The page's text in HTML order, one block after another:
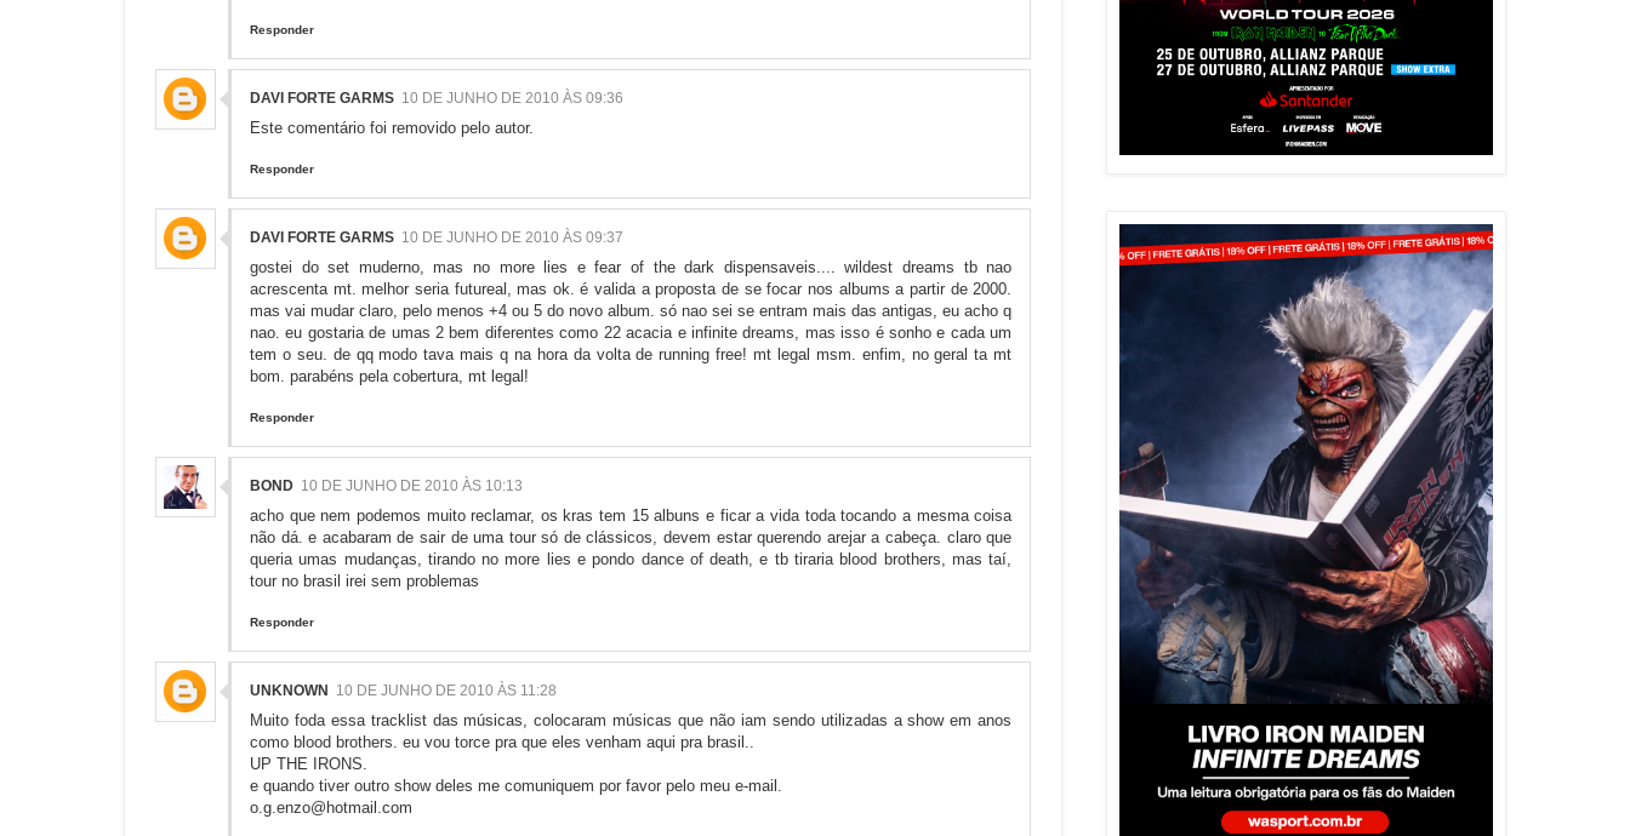
Responder
DAVI FORTE GARMS 10 DE JUNHO DE 2010 ÀS 09:36
Este comentário foi removido pelo autor.
Responder
DAVI FORTE GARMS 10 DE JUNHO DE 2010 ÀS 09:37
gostei do set muderno, mas no more lies e fear of the dark dispensaveis.... wildest dreams tb nao
acrescenta mt. melhor seria futureal, mas ok. é valida a proposta de se focar nos albums a partir de 2000.
mas vai mudar claro, pelo menos +4 ou 5 do novo album. só nao sei se entram mais das antigas, eu acho q
nao. eu gostaria de umas 2 bem diferentes como 22 acacia e infinite dreams, mas isso é sonho e cada um
tem o seu. de qq modo tava mais q na hora da volta de running free! mt legal msm. enfim, no geral ta mt
bom. parabéns pela cobertura, mt legal!
Responder
BOND 10 DE JUNHO DE 2010 ÀS 10:13
acho que nem podemos muito reclamar, os kras tem 15 albuns e ficar a vida toda tocando a mesma coisa
não dá. e acabaram de sair de uma tour só de clássicos, devem estar querendo arejar a cabeça. claro que
queria umas mudanças, tirando no more lies e pondo dance of death, e tb tiraria blood brothers, mas taí,
tour no brasil irei sem problemas
Responder
UNKNOWN 10 DE JUNHO DE 2010 ÀS 11:28
Muito foda essa tracklist das músicas, colocaram músicas que não iam sendo utilizadas a show em anos
como blood brothers. eu vou torce pra que eles venham aqui pra brasil..
UP THE IRONS.
e quando tiver outro show deles me comuniquem por favor pelo meu e-mail.
o.g.enzo@hotmail.com